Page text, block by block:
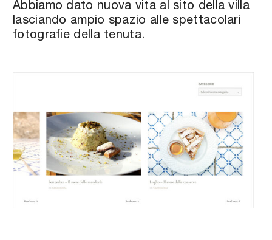
Abbiamo dato nuova vita al sito della villa
lasciando ampio spazio alle spettacolari
fotografie della tenuta.